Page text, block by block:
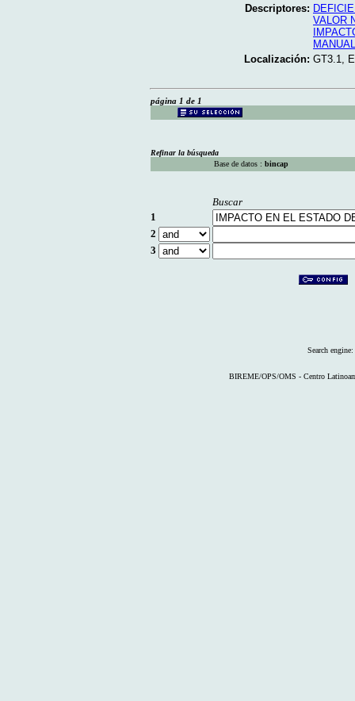
Descriptores:
VALOR
Localización: GT3.1,
página 1 de 1
Refinar la búsqueda
Base de datos : bincap
Buscar
1
2
3
Search engine:
BIREME/OPS/OMS - Centro